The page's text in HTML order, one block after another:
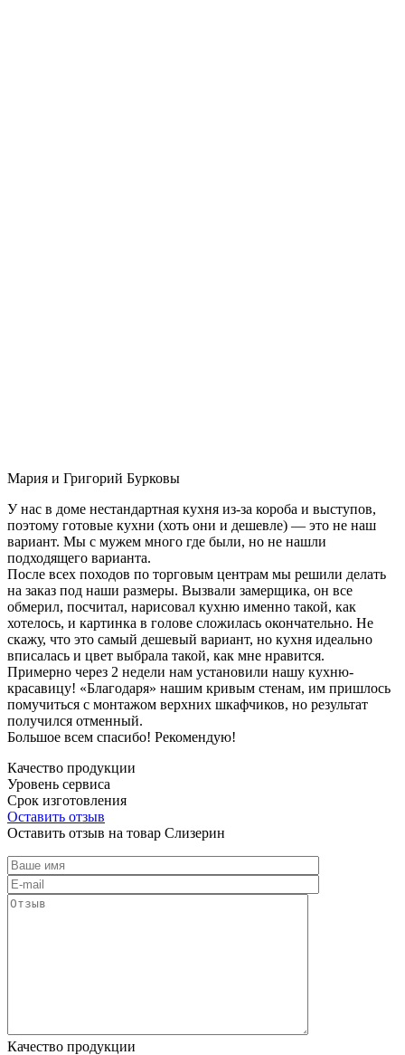
Мария и Григорий Бурковы
У нас в доме нестандартная кухня из-за короба и выступов,
поэтому готовые кухни (хоть они и дешевле) — это не наш
вариант. Мы с мужем много где были, но не нашли
подходящего варианта.
После всех походов по торговым центрам мы решили делать
на заказ под наши размеры. Вызвали замерщика, он все
обмерил, посчитал, нарисовал кухню именно такой, как
хотелось, и картинка в голове сложилась окончательно. Не
скажу, что это самый дешевый вариант, но кухня идеально
вписалась и цвет выбрала такой, как мне нравится.
Примерно через 2 недели нам установили нашу кухню-
красавицу! «Благодаря» нашим кривым стенам, им пришлось
помучиться с монтажом верхних шкафчиков, но результат
получился отменный.
Большое всем спасибо! Рекомендую!
Качество продукции
Уровень сервиса
Срок изготовления
Оставить отзыв
Оставить отзыв на товар Слизерин
Качество продукции